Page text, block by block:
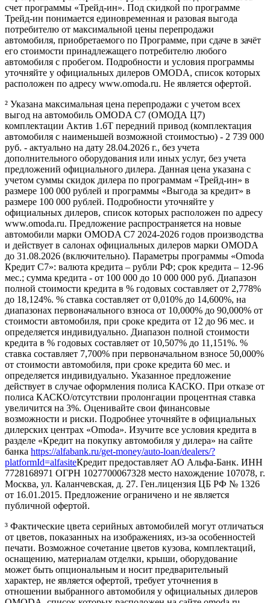
счет программы «Трейд-ин». Под скидкой по программе
Трейд-ин понимается единовременная и разовая выгода
потребителю от максимальной цены перепродажи
автомобиля, приобретаемого по Программе, при сдаче в зачёт
его стоимости принадлежащего потребителю любого
автомобиля с пробегом. Подробности и условия программы
уточняйте у официальных дилеров OMODA, список которых
расположен по адресу www.omoda.ru. Не является офертой.
² Указана максимальная цена перепродажи с учетом всех
выгод на автомобиль OMODA C7 (ОМОДА Ц7)
комплектации Актив 1.6T передний привод (комплектация
автомобиля с наименьшей возможной стоимостью) - 2 739 000
руб. - актуально на дату 28.04.2026 г., без учета
дополнительного оборудования или иных услуг, без учета
предложений официального дилера. Данная цена указана с
учетом суммы скидок дилера по программам «Трейд-ин» в
размере 100 000 рублей и программы «Выгода за кредит» в
размере 100 000 рублей. Подробности уточняйте у
официальных дилеров, список которых расположен по адресу
www.omoda.ru. Предложение распространяется на новые
автомобили марки OMODA C7 2024-2026 годов производства
и действует в салонах официальных дилеров марки OMODA
до 31.08.2026 (включительно). Параметры программы «Omoda
Кредит C7»: валюта кредита – рубли РФ; срок кредита – 12-96
мес.; сумма кредита - от 100 000 до 10 000 000 руб. Диапазон
полной стоимости кредита в % годовых составляет от 2,778%
до 18,124%. % ставка составляет от 0,010% до 14,600%, на
диапазонах первоначального взноса от 10,000% до 90,000% от
стоимости автомобиля, при сроке кредита от 12 до 96 мес. и
определяется индивидуально. Диапазон полной стоимости
кредита в % годовых составляет от 10,507% до 11,151%. %
ставка составляет 7,700% при первоначальном взносе 50,000%
от стоимости автомобиля, при сроке кредита 60 мес. и
определяется индивидуально. Указанное предложение
действует в случае оформления полиса КАСКО. При отказе от
полиса КАСКО/отсутствии пролонгации процентная ставка
увеличится на 3%. Оценивайте свои финансовые
возможности и риски. Подробнее уточняйте в официальных
дилерских центрах «Omoda». Изучите все условия кредита в
разделе «Кредит на покупку автомобиля у дилера» на сайте
банка https://alfabank.ru/get-money/auto-loan/dealers/?
platformId=alfasiteКредит предоставляет АО Альфа-Банк. ИНН
7728168971 ОГРН 1027700067328 место нахождение 107078, г.
Москва, ул. Каланчевская, д. 27. Ген.лицензия ЦБ РФ № 1326
от 16.01.2015. Предложение ограничено и не является
публичной офертой.
³ Фактические цвета серийных автомобилей могут отличаться
от цветов, показанных на изображениях, из-за особенностей
печати. Возможное сочетание цветов кузова, комплектаций,
оснащению, материалам отделки, крыши, оборудование
может быть опциональным и носит предварительный
характер, не является офертой, требует уточнения в
отношении выбранного автомобиля у официальных дилеров